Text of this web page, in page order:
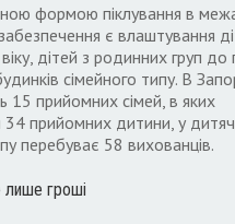
формою піклування в
є влаштування
дітей з родинних груп до
сімейного типу. В
15 прийомних сімей в яких
34 прийомних дитини у
перебуває 58 вихованців.
лише гроші